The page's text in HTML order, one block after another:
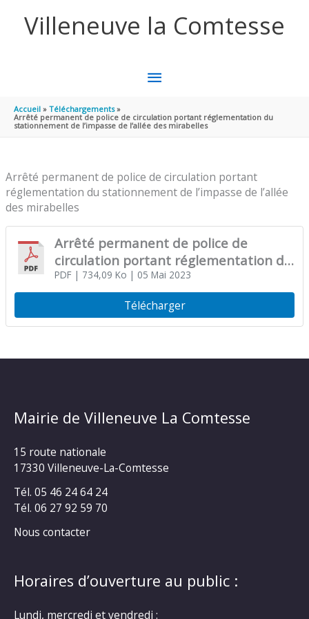
Villeneuve la Comtesse
MENU
PRINCIPAL
Accueil
Téléchargements
Arrêté permanent de police de circulation portant réglementation du
stationnement de l’impasse de l’allée des mirabelles
Arrêté permanent de police de circulation portant
réglementation du stationnement de l’impasse de l’allée
des mirabelles
Arrêté permanent de police de
circulation portant réglementation du
stationnement de l’impasse de l’allée
des mirabelles
PDF| 734,09 Ko | 05 Mai 2023
Télécharger
Mairie de Villeneuve La Comtesse
15 route nationale
17330 Villeneuve-La-Comtesse
Tél. 05 46 24 64 24
Tél. 06 27 92 59 70
Nous contacter
Horaires d’ouverture au public :
Lundi, mercredi et vendredi :